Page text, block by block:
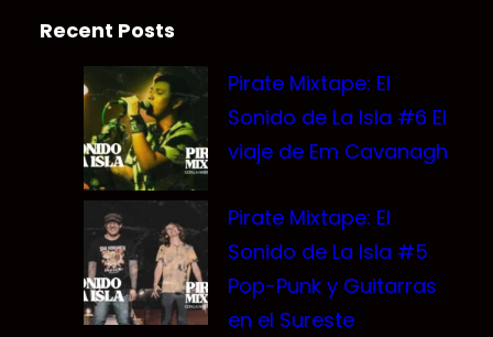
Recent Posts
Pirate Mixtape: El
Sonido de La Isla #6 El
viaje de Em Cavanagh
Pirate Mixtape: El
Sonido de La Isla #5
Pop-Punk y Guitarras
en el Sureste